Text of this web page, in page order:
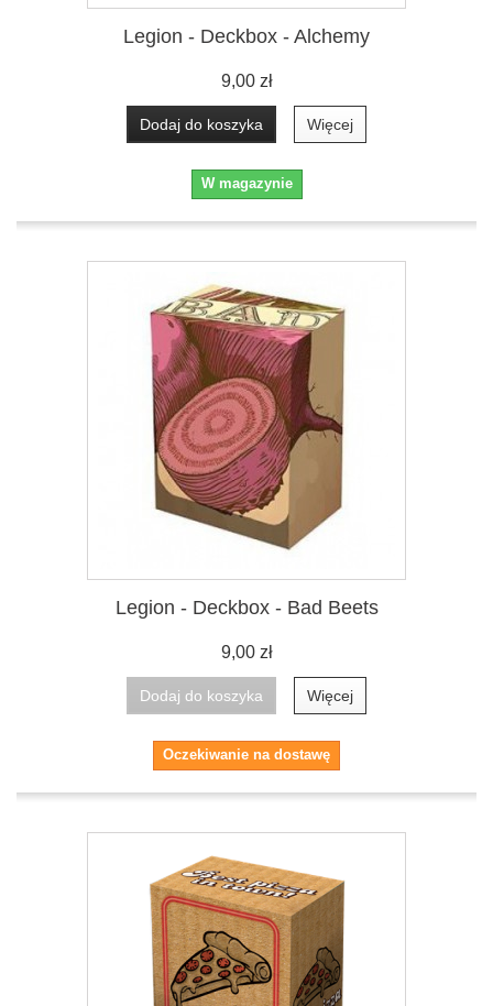
Legion - Deckbox - Alchemy
9,00 zł
Dodaj do koszyka Więcej
W magazynie
Legion - Deckbox - Bad Beets
9,00 zł
Dodaj do koszyka Więcej
Oczekiwanie na dostawę